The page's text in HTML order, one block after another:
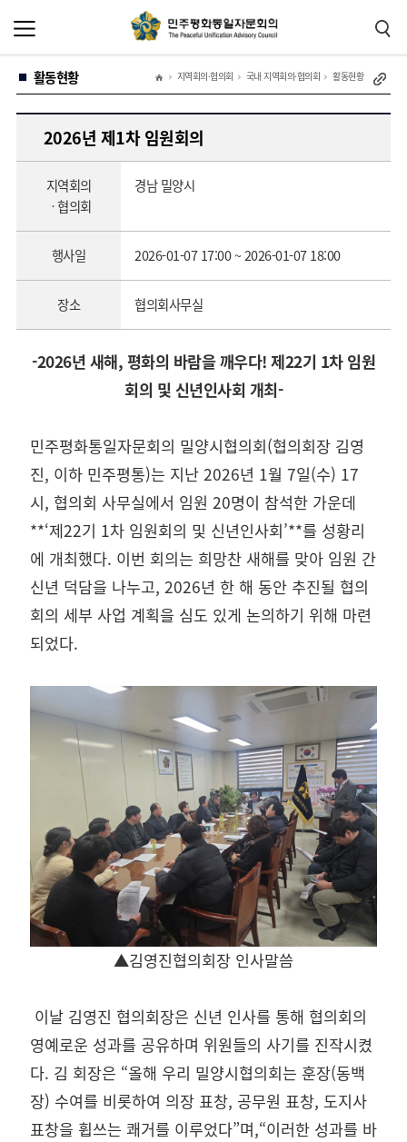
활동현황 지역회의·협의회 국내 지역회의·협의회 활동현황
2026년 제1차 임원회의
지역회의
ㆍ협의회
경남 밀양시
행사일 2026-01-07 17:00 ~ 2026-01-07 18:00
장소 협의회사무실
-2026년 새해, 평화의 바람을 깨우다! 제22기 1차 임원
회의 및 신년인사회 개최-
민주평화통일자문회의 밀양시협의회(협의회장 김영
진, 이하 민주평통)는 지난 2026년 1월 7일(수) 17
시, 협의회 사무실에서 임원 20명이 참석한 가운데
**‘제22기 1차 임원회의 및 신년인사회’**를 성황리
에 개최했다. 이번 회의는 희망찬 새해를 맞아 임원 간
신년 덕담을 나누고, 2026년 한 해 동안 추진될 협의
회의 세부 사업 계획을 심도 있게 논의하기 위해 마련
되었다.
▲김영진협의회장 인사말씀
이날 김영진 협의회장은 신년 인사를 통해 협의회의
영예로운 성과를 공유하며 위원들의 사기를 진작시켰
다. 김 회장은 “올해 우리 밀양시협의회는 훈장(동백
장) 수여를 비롯하여 의장 표창, 공무원 표창, 도지사
표창을 휩쓰는 쾌거를 이루었다”며,“이러한 성과를 바